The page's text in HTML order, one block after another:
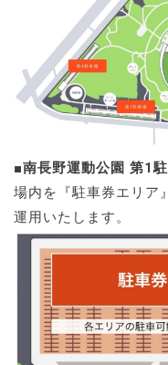
■南長野運動公園 第1
場内を『駐車券エリア
運用いたします。